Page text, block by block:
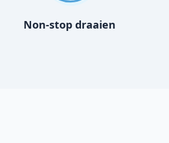
Non-stop draaien